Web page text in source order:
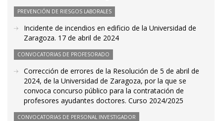
PREVENCIÓN DE RIESGOS LABORALES
Incidente de incendios en edificio de la Universidad de
Zaragoza. 17 de abril de 2024
CONVOCATORIAS DE PROFESORADO
Corrección de errores de la Resolución de 5 de abril de
2024, de la Universidad de Zaragoza, por la que se
convoca concurso público para la contratación de
profesores ayudantes doctores. Curso 2024/2025
CONVOCATORIAS DE PERSONAL INVESTIGADOR